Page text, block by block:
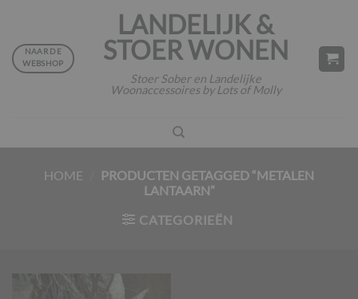
inhoud
LANDELIJK &
STOER WONEN
Stoer Sober en Landelijke
Woonaccessoires by Lots of Molly
NAAR DE
WEBSHOP
HOME
PRODUCTEN GETAGGED “METALEN
LANTAARN”
CATEGORIEËN